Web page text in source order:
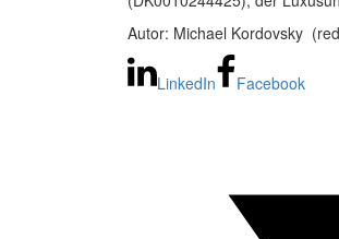
Autor: Michael Kordovsky
LinkedIn Facebook